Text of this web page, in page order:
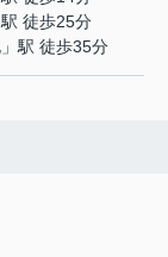
駅 徒歩25分
」駅 徒歩35分